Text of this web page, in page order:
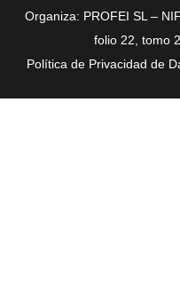
Organiza: PROFEI SL –
folio 22, tomo
Política de Privacidad de